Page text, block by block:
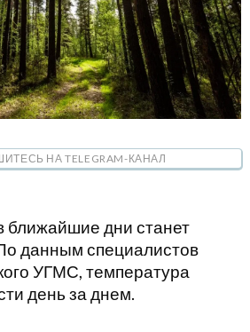
НА TELEGRAM-КАНАЛ
ближайшие дни станет
данным специалистов
УГМС, температура
день за днем.